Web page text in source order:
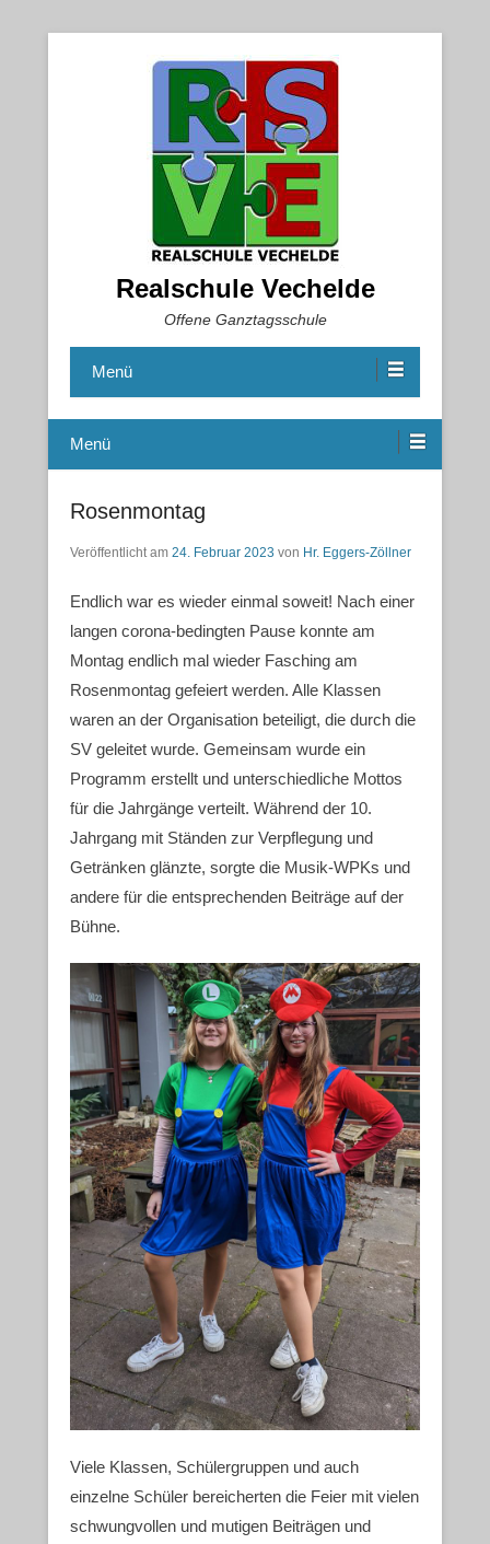
Realschule Vechelde
Offene Ganztagsschule
Menü
Menü
Rosenmontag
Veröffentlicht am 24. Februar 2023 von Hr. Eggers-Zöllner
Endlich war es wieder einmal soweit! Nach einer
langen corona-bedingten Pause konnte am
Montag endlich mal wieder Fasching am
Rosenmontag gefeiert werden. Alle Klassen
waren an der Organisation beteiligt, die durch die
SV geleitet wurde. Gemeinsam wurde ein
Programm erstellt und unterschiedliche Mottos
für die Jahrgänge verteilt. Während der 10.
Jahrgang mit Ständen zur Verpflegung und
Getränken glänzte, sorgte die Musik-WPKs und
andere für die entsprechenden Beiträge auf der
Bühne.
Viele Klassen, Schülergruppen und auch
einzelne Schüler bereicherten die Feier mit vielen
schwungvollen und mutigen Beiträgen und